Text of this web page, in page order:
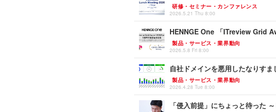
研修・セミナー・カンファレンス
2026.5.21 Thu 8:00
HENNGE One 「ITreview Grid
製品・サービス・業界動向
2026.5.8 Fri 8:00
自社ドメインを悪用したなりす
製品・サービス・業界動向
2026.4.28 Tue 8:00
「侵入前提」にちょっと待った